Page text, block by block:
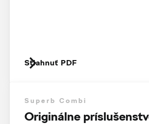
Stiahnuť PDF
Superb Combi
Originálne